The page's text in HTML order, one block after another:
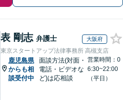
表 剛志 弁護士 大阪府
東京スタートアップ法律事務所 高槻支店
鹿児島県
からも相
談受付中
面談方法(対面・
電話・ビデオな
ど)は応相談
営業時間：0
6:30~22:00
（平日）